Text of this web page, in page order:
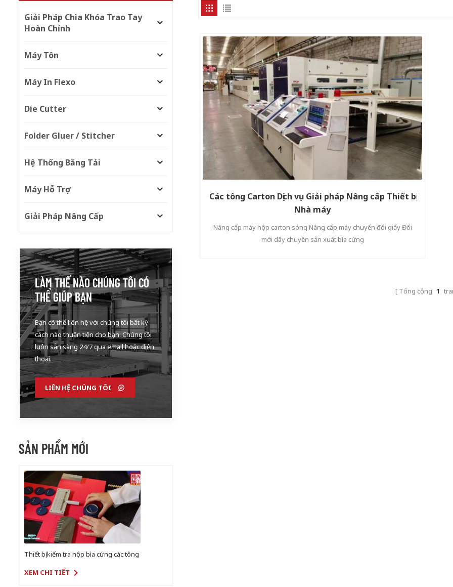
Các tông Carton Dịch vụ Giải pháp Nâng cấp Thiết bị
Nhà máy
Nâng cấp máy hộp carton sóng Nâng cấp máy chuyển đổi giấy Đổi
mới dây chuyền sản xuất bìa cứng
Tổng cộng 1
Giải Pháp Chìa Khóa Trao Tay
Hoàn Chỉnh
Máy Tôn
Máy In Flexo
Die Cutter
Folder Gluer / Stitcher
Hệ Thống Băng Tải
Máy Hỗ Trợ
Giải Pháp Nâng Cấp
LÀM THẾ NÀO CHÚNG TÔI CÓ
THỂ GIÚP BẠN
Bạn có thể liên hệ với chúng tôi bất kỳ
cách nào thuận tiện cho bạn. Chúng tôi
luôn sẵn sàng 24/7 qua email hoặc điện
thoại.
LIÊN HỆ CHÚNG TÔI
SẢN PHẨM MỚI
Thiết bị kiểm tra hộp bìa cứng các tông
XEM CHI TIẾT